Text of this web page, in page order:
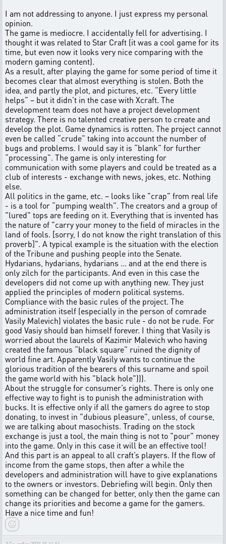
I am not addressing to anyone. I just express my personal
opinion.
The game is mediocre. I accidentally fell for advertising. I
thought it was related to Star Craft (it was a cool game for its
time, but even now it looks very nice comparing with the
modern gaming content).
As a result, after playing the game for some period of time it
becomes clear that almost everything is stolen. Both the
idea, and partly the plot, and pictures, etc. “Every little
helps” – but it didn’t in the case with Xcraft. The
development team does not have a project development
strategy. There is no talented creative person to create and
develop the plot. Game dynamics is rotten. The project cannot
even be called “crude” taking into account the number of
bugs and problems. I would say it is “blank” for further
“processing”. The game is only interesting for
communication with some players and could be treated as a
club of interests - exchange with news, jokes, etc. Nothing
else.
All politics in the game, etc. – looks like "crap" from real life
- is a tool for “pumping wealth”. The creators and a group of
"lured" tops are feeding on it. Everything that is invented has
the nature of "carry your money to the field of miracles in the
land of fools. [sorry, I do not know the right translation of this
proverb]". A typical example is the situation with the election
of the Tribune and pushing people into the Senate.
Hydarians, hydarians, hydarians ... and at the end there is
only zilch for the participants. And even in this case the
developers did not come up with anything new. They just
applied the principles of modern political systems.
Compliance with the basic rules of the project. The
administration itself (especially in the person of comrade
Vasily Malevich) violates the basic rule - do not be rude. For
good Vasiy should ban himself forever. I thing that Vasily is
worried about the laurels of Kazimir Malevich who having
created the famous “black square” ruined the dignity of
world fine art. Apparently Vasily wants to continue the
glorious tradition of the bearers of this surname and spoil
the game world with his "black hole"))).
About the struggle for consumer’s rights. There is only one
effective way to fight is to punish the administration with
bucks. It is effective only if all the gamers do agree to stop
donating, to invest in "dubious pleasure", unless, of course,
we are talking about masochists. Trading on the stock
exchange is just a tool, the main thing is not to "pour" money
into the game. Only in this case it will be an effective tool!
And this part is an appeal to all craft’s players. If the flow of
income from the game stops, then after a while the
developers and administration will have to give explanations
to the owners or investors. Debriefing will begin. Only then
something can be changed for better, only then the game can
change its priorities and become a game for the gamers.
Have a nice time and fun!